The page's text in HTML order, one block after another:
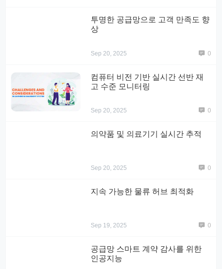
투명한 공급망으로 고객 만족도 향
상
Sep 20, 2025 0
컴퓨터 비전 기반 실시간 선반 재
고 수준 모니터링
Sep 20, 2025 0
의약품 및 의료기기 실시간 추적
Sep 20, 2025 0
지속 가능한 물류 허브 최적화
Sep 19, 2025 0
공급망 스마트 계약 감사를 위한
인공지능